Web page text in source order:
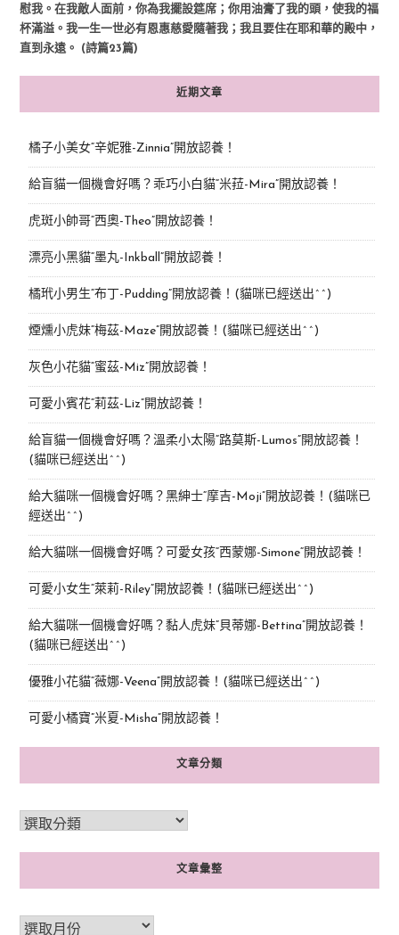
慰我。在我敵人面前，你為我擺設筵席；你用油膏了我的頭，使我的福
杯滿溢。我一生一世必有恩惠慈愛隨著我；我且要住在耶和華的殿中，
直到永遠。 (詩篇23篇)
近期文章
橘子小美女“辛妮雅-Zinnia”開放認養！
給盲貓一個機會好嗎？乖巧小白貓“米菈-Mira”開放認養！
虎斑小帥哥“西奧-Theo”開放認養！
漂亮小黑貓“墨丸-Inkball”開放認養！
橘玳小男生“布丁-Pudding”開放認養！(貓咪已經送出^^)
煙燻小虎妹“梅茲-Maze”開放認養！(貓咪已經送出^^)
灰色小花貓“蜜茲-Miz”開放認養！
可愛小賓花“莉茲-Liz”開放認養！
給盲貓一個機會好嗎？溫柔小太陽“路莫斯-Lumos”開放認養！
(貓咪已經送出^^)
給大貓咪一個機會好嗎？黑紳士“摩吉-Moji”開放認養！(貓咪已
經送出^^)
給大貓咪一個機會好嗎？可愛女孩“西蒙娜-Simone“開放認養！
可愛小女生“萊莉-Riley”開放認養！(貓咪已經送出^^)
給大貓咪一個機會好嗎？黏人虎妹“貝蒂娜-Bettina”開放認養！
(貓咪已經送出^^)
優雅小花貓“薇娜-Veena”開放認養！(貓咪已經送出^^)
可愛小橘寶”米夏-Misha”開放認養！
文章分類
文章彙整